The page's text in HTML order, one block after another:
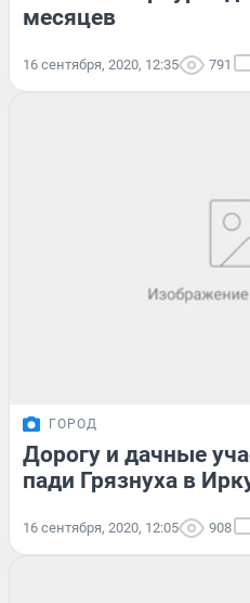
месяцев
16 сентября, 2020, 12:35 791
ГОРОД
Дорогу и дачные
пади Грязнуха в
16 сентября, 2020, 12:05 908